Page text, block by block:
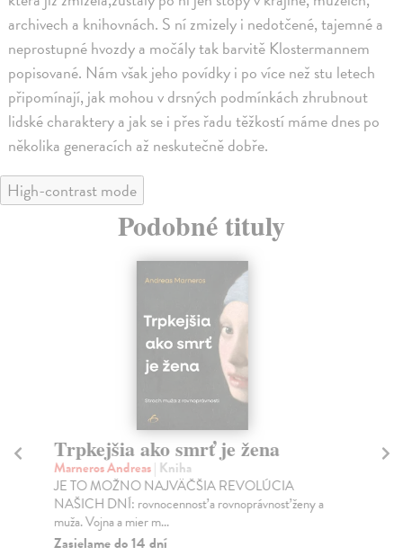
archivech a knihovnách. S ní zmizely i nedotčené, tajemné a
neprostupné hvozdy a močály tak barvitě Klostermannem
popisované. Nám však jeho povídky i po více než stu letech
připomínají, jak mohou v drsných podmínkách zhrubnout
lidské charaktery a jak se i přes řadu těžkostí máme dnes po
několika generacích až neskutečně dobře.
High-contrast mode
Podobné tituly
Trpkejšia ako smrť je žena
Marneros Andreas| Kniha
JE TO MOŽNO NAJVÄČŠIA REVOLÚCIA
NAŠICH DNÍ: rovnocennosť a rovnoprávnosť ženy a
muža. Vojna a mier m...
Zasielame do 14 dní